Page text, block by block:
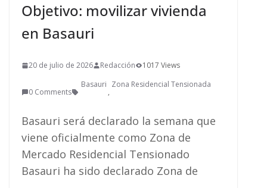
Objetivo: movilizar vivienda
en Basauri
20 de julio de 2026 Redacción 1017 Views
0 Comments
Basauri
,
Zona Residencial Tensionada
Basauri será declarado la semana que
viene oficialmente como Zona de
Mercado Residencial Tensionado
Basauri ha sido declarado Zona de